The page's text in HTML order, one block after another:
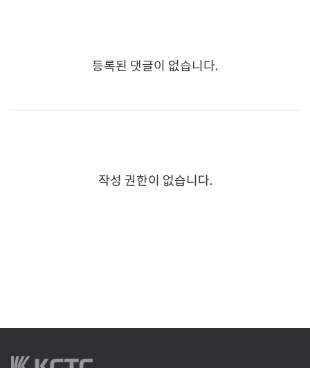
등록된 댓글이 없습니다.
작성 권한이 없습니다.